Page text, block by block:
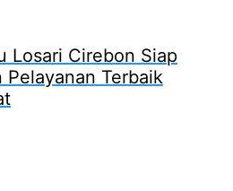
Losari Cirebon Siap
Pelayanan Terbaik